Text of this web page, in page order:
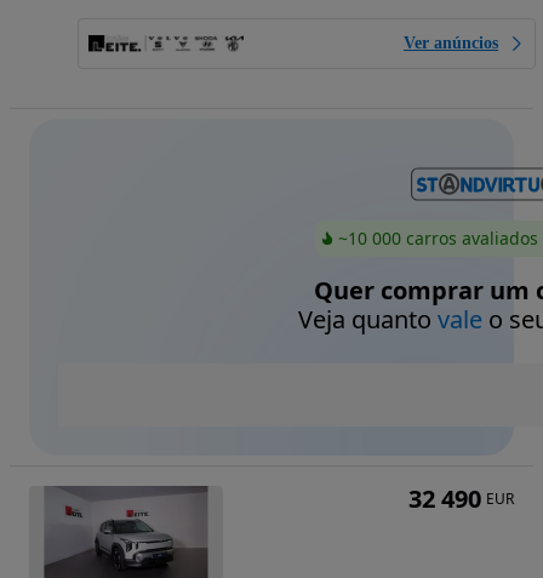
Ver anúncios
~10 000 carros
Quer comprar um
Veja quanto valeo
32 490 EUR